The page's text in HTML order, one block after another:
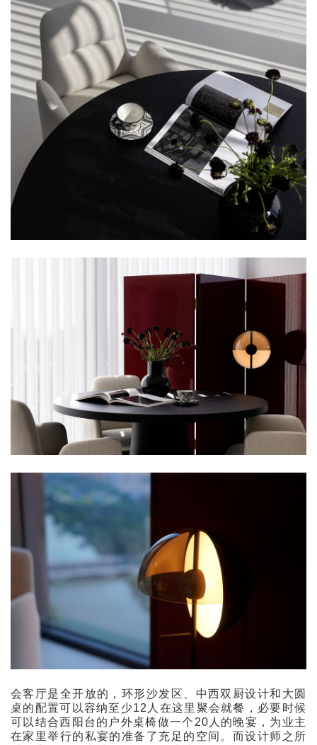
会客厅是全开放的，环形沙发区、中西双厨设计和大圆
桌的配置可以容纳至少12人在这里聚会就餐，必要时候
可以结合西阳台的户外桌椅做一个20人的晚宴，为业主
在家里举行的私宴的准备了充足的空间。而设计师之所